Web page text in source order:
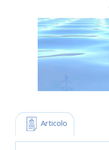
Articolo